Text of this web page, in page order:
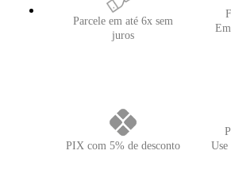
Parcele em até 6x sem
juros
PIX com 5% de desconto